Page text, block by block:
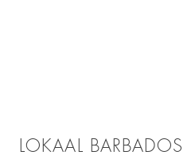
LOKAAL BARBADOS